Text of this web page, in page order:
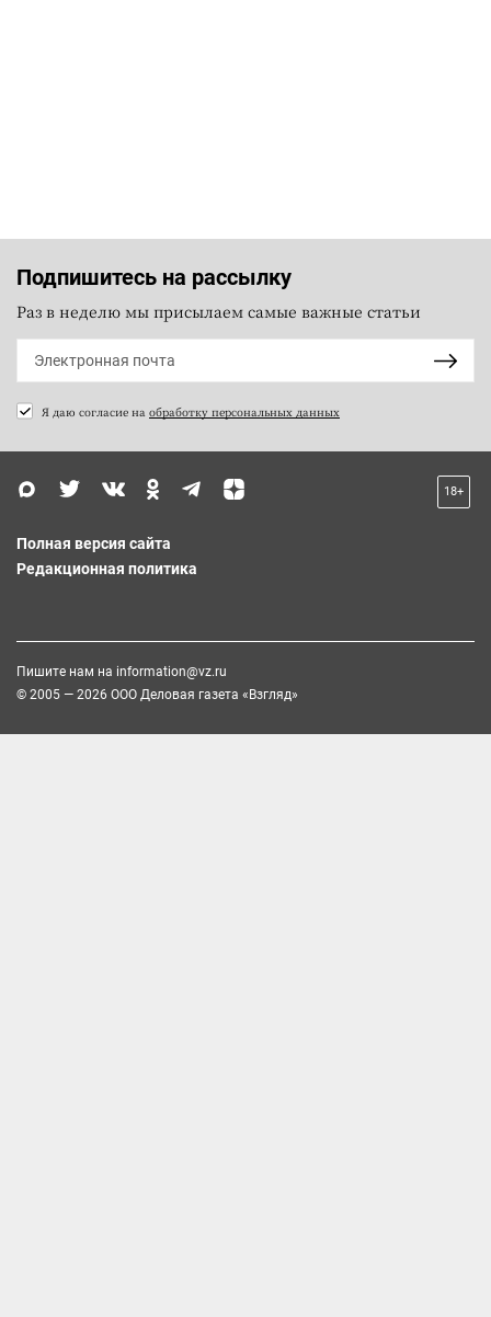
Подпишитесь на рассылку
Раз в неделю мы присылаем самые важные статьи
Я даю согласие на обработку персональных данных
18+
Полная версия сайта
Редакционная политика
Пишите нам на information@vz.ru
© 2005 — 2026 ООО Деловая газета «Взгляд»